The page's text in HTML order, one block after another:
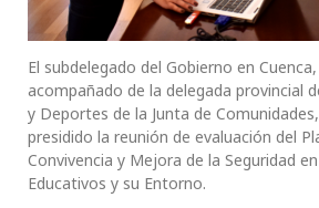
El subdelegado del Gobierno en
acompañado de la delegada provincial
y Deportes de la Junta de
presidido la reunión de evaluación del
Convivencia y Mejora de la Seguridad
Educativos y su Entorno.